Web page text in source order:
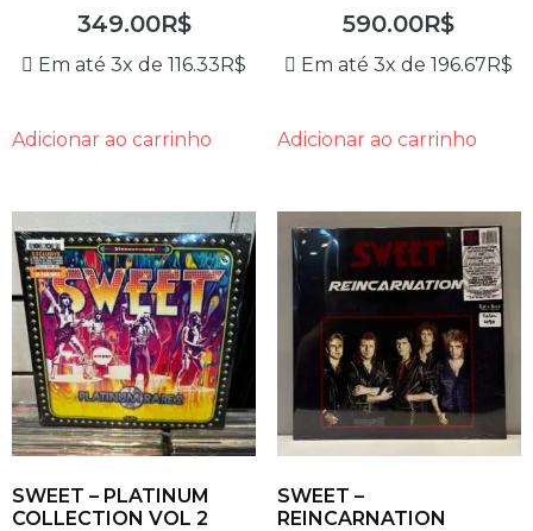
349.00R$
Em até 3x de116.33 R$
Adicionar ao carrinho
590.00R$
Em até 3x de196.67 R$
Adicionar ao carrinho
SWEET – PLATINUM
COLLECTION VOL 2
SWEET –
REINCARNATION